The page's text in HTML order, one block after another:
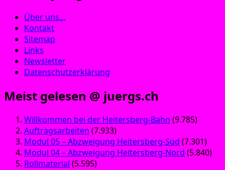
Über uns…
Kontakt
Sitemap
Links
Newsletter
Datenschutzerklärung
Meist gelesen @ juergs.ch
Willkommen bei der Heitersberg-Bahn (9.785)
Auftragsarbeiten (7.933)
Modul 05 – Abzweigung Heitersberg-Süd (7.301)
Modul 04 – Abzweigung Heitersberg-Nord (5.840)
Rollmaterial (5.595)